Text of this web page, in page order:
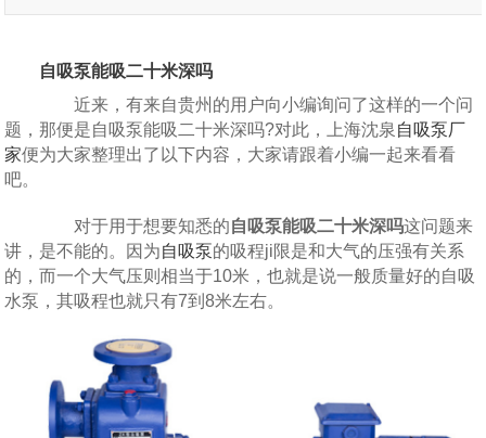
自吸泵能吸二十米深吗
近来，有来自贵州的用户向小编询问了这样的一个问
题，那便是自吸泵能吸二十米深吗?对此，上海沈泉 自吸泵厂
家便为大家整理出了以下内容，大家请跟着小编一起来看看
吧。
对于用于想要知悉的自吸泵能吸二十米深吗这问题来
讲，是不能的。因为自吸泵的吸程ji限是和大气的压强有关系
的，而一个大气压则相当于10米，也就是说一般质量好的自吸
水泵，其吸程也就只有7到8米左右。